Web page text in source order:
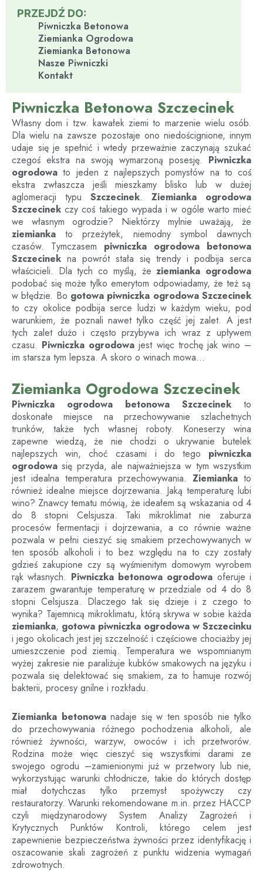
PRZEJDŹ DO:
Piwniczka Betonowa
Ziemianka Ogrodowa
Ziemianka Betonowa
Nasze Piwniczki
Kontakt
Piwniczka Betonowa Szczecinek
Własny dom i tzw. kawałek ziemi to marzenie wielu osób.
Dla wielu na zawsze pozostaje ono niedoścignione, innym
udaje się je spełnić i wtedy przeważnie zaczynają szukać
czegoś ekstra na swoją wymarzoną posesję. Piwniczka
ogrodowa to jeden z najlepszych pomysłów na to coś
ekstra zwłaszcza jeśli mieszkamy blisko lub w dużej
aglomeracji typu Szczecinek. Ziemianka ogrodowa
Szczecinekczy coś takiego wypada i w ogóle warto mieć
we własnym ogrodzie? Niektórzy mylnie uważają, że
ziemianka to przeżytek, niemodny symbol dawnych
czasów. Tymczasem piwniczka ogrodowa betonowa
Szczecinek na powrót stała się trendy i podbija serca
właścicieli. Dla tych co myślą, żeziemianka ogrodowa
podobać się może tylko emerytom odpowiadamy, że też są
w błędzie. Bo gotowa piwniczka ogrodowa Szczecinek
to czy okolice podbija serce ludzi w każdym wieku, pod
warunkiem, że poznali nawet tylko część jej zalet. A jest
tych zalet dużo i często przybywa ich wraz z upływem
czasu. Piwniczka ogrodowa jest więc trochę jak wino –
im starsza tym lepsza. A skoro o winach mowa…
Ziemianka Ogrodowa Szczecinek
Piwniczka ogrodowa betonowa Szczecinek to
doskonałe miejsce na przechowywanie szlachetnych
trunków, także tych własnej roboty. Koneserzy wina
zapewne wiedzą, że nie chodzi o ukrywanie butelek
najlepszych win, choć czasami i do tego piwniczka
ogrodowa się przyda, ale najważniejsza w tym wszystkim
jest idealna temperatura przechowywania. Ziemianka to
również idealne miejsce dojrzewania. Jaką temperaturę lubi
wino? Znawcy tematu mówią, że ideałem są wskazania od 4
do 8 stopni Celsjusza. Taki mikroklimat nie zaburza
procesów fermentacji i dojrzewania, a co równie ważne
pozwala w pełni cieszyć się smakiem przechowywanych w
ten sposób alkoholi i to bez względu na to czy zostały
gdzieś zakupione czy są wyśmienitym domowym wyrobem
rąk własnych. Piwniczka betonowa ogrodowa oferuje i
zarazem gwarantuje temperaturę w przedziale od 4 do 8
stopni Celsjusza. Dlaczego tak się dzieje i z czego to
wynika? Tajemnicą mikroklimatu, którą skrywa w sobie każda
ziemianka, gotowa piwniczka ogrodowa w Szczecinku
i jego okolicach jest jej szczelność i częściowe chociażby jej
umieszczenie pod ziemią. Temperatura we wspomnianym
wyżej zakresie nie paraliżuje kubków smakowych na języku i
pozwala się delektować się smakiem, za to hamuje rozwój
bakterii, procesy gnilne i rozkładu.
Ziemianka betonowanadaje się w ten sposób nie tylko
do przechowywania różnego pochodzenia alkoholi, ale
również żywności, warzyw, owoców i ich przetworów.
Rodzina może więc cieszyć się wszystkimi darami ze
swojego ogrodu –zamienionymi już w przetwory lub nie,
wykorzystując warunki chłodnicze, takie do których dostęp
miał dotychczas tylko przemysł spożywczy czy
restauratorzy. Warunki rekomendowane m.in. przez HACCP
czyli międzynarodowy System Analizy Zagrożeń i
Krytycznych Punktów Kontroli, którego celem jest
zapewnienie bezpieczeństwa żywności przez identyfikację i
oszacowanie skali zagrożeń z punktu widzenia wymagań
zdrowotnych.